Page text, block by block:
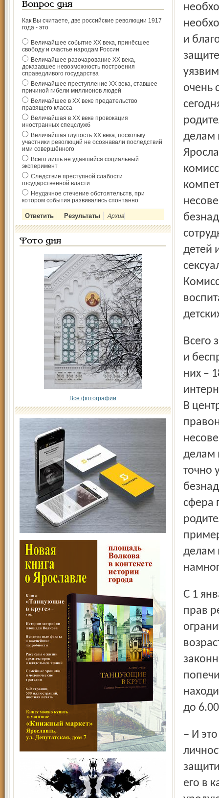
Вопрос дня
Как Вы считаете, две российские революции 1917
года - это
Величайшее событие ХХ века, принёсшее
свободу и счастье народам России
Величайшее разочарование ХХ века,
доказавшее невозможность построения
справедливого государства
Величайшее преступление ХХ века, ставшее
причиной гибели миллионов людей
Величайшее в ХХ веке предательство
правящего класса
Величайшая в ХХ веке провокация
иностранных спецслужб
Величайшая глупость ХХ века, поскольку
участники революций не осознавали последствий
ими совершённого
Всего лишь не удавшийся социальный
эксперимент
Следствие преступной слабости
государственной власти
Неудачное стечение обстоятельств, при
котором события развивались спонтанно
Архив
Фото дня
Все фотографии
и
очень
делам
детей
Всего за 2010 год в области выявлено 2185 безнадзорных
и
них –
В
делам
точно
сфера
делам
С 1 января нынешнего года действует закон «О гарантиях
прав
до
– И это не ограничения прав и свобод подрастающей
его в